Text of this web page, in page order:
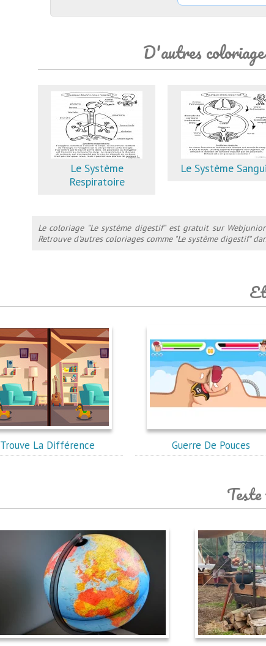
D'autres
Le Système
Respiratoire
Le Système
Le coloriage "Le système digestif" est gratuit sur
Retrouve d'autres coloriages comme "Le système digestif"
Trouve La Différence Guerre De Pouces
Teste